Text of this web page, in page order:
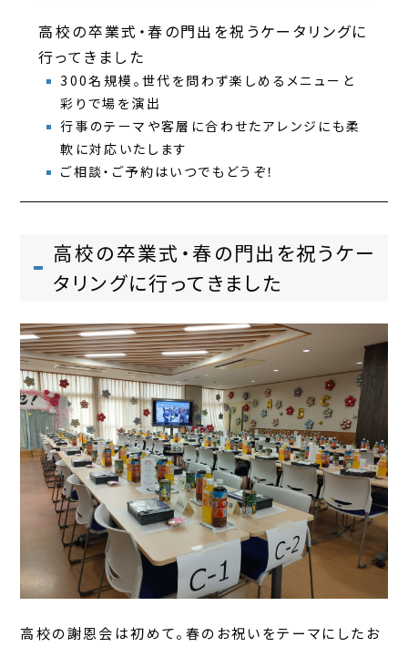
高校の卒業式・春の門出を祝うケータリングに
行ってきました
300名規模。世代を問わず楽しめるメニューと
彩りで場を演出
行事のテーマや客層に合わせたアレンジにも柔
軟に対応いたします
ご相談・ご予約はいつでもどうぞ！
高校の卒業式・春の門出を祝うケー
タリングに行ってきました
高校の謝恩会は初めて。春のお祝いをテーマにしたお